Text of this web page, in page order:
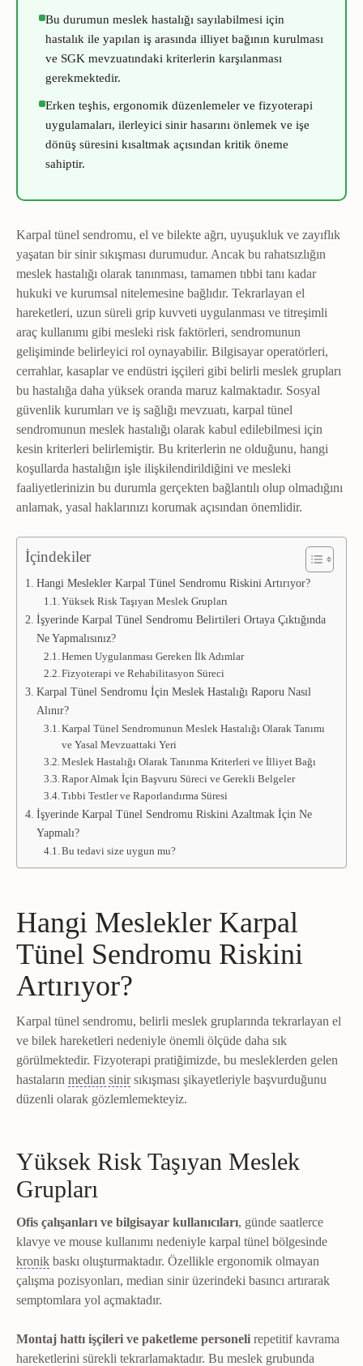
Bu durumun meslek hastalığı sayılabilmesi için
hastalık ile yapılan iş arasında illiyet bağının kurulması
ve SGK mevzuatındaki kriterlerin karşılanması
gerekmektedir.
Erken teşhis, ergonomik düzenlemeler ve fizyoterapi
uygulamaları, ilerleyici sinir hasarını önlemek ve işe
dönüş süresini kısaltmak açısından kritik öneme
sahiptir.
Karpal tünel sendromu, el ve bilekte ağrı, uyuşukluk ve zayıflık
yaşatan bir sinir sıkışması durumudur. Ancak bu rahatsızlığın
meslek hastalığı olarak tanınması, tamamen tıbbi tanı kadar
hukuki ve kurumsal nitelemesine bağlıdır. Tekrarlayan el
hareketleri, uzun süreli grip kuvveti uygulanması ve titreşimli
araç kullanımı gibi mesleki risk faktörleri, sendromunun
gelişiminde belirleyici rol oynayabilir. Bilgisayar operatörleri,
cerrahlar, kasaplar ve endüstri işçileri gibi belirli meslek grupları
bu hastalığa daha yüksek oranda maruz kalmaktadır. Sosyal
güvenlik kurumları ve iş sağlığı mevzuatı, karpal tünel
sendromunun meslek hastalığı olarak kabul edilebilmesi için
kesin kriterleri belirlemiştir. Bu kriterlerin ne olduğunu, hangi
koşullarda hastalığın işle ilişkilendirildiğini ve mesleki
faaliyetlerinizin bu durumla gerçekten bağlantılı olup olmadığını
anlamak, yasal haklarınızı korumak açısından önemlidir.
İçindekiler
Hangi Meslekler Karpal Tünel Sendromu Riskini Artırıyor?
Yüksek Risk Taşıyan Meslek Grupları
İşyerinde Karpal Tünel Sendromu Belirtileri Ortaya Çıktığında
Ne Yapmalısınız?
Hemen Uygulanması Gereken İlk Adımlar
Fizyoterapi ve Rehabilitasyon Süreci
Karpal Tünel Sendromu İçin Meslek Hastalığı Raporu Nasıl
Alınır?
Karpal Tünel Sendromunun Meslek Hastalığı Olarak Tanımı
ve Yasal Mevzuattaki Yeri
Meslek Hastalığı Olarak Tanınma Kriterleri ve İlliyet Bağı
Rapor Almak İçin Başvuru Süreci ve Gerekli Belgeler
Tıbbi Testler ve Raporlandırma Süresi
İşyerinde Karpal Tünel Sendromu Riskini Azaltmak İçin Ne
Yapmalı?
Bu tedavi size uygun mu?
Hangi Meslekler Karpal
Tünel Sendromu Riskini
Artırıyor?
Karpal tünel sendromu, belirli meslek gruplarında tekrarlayan el
ve bilek hareketleri nedeniyle önemli ölçüde daha sık
görülmektedir. Fizyoterapi pratiğimizde, bu mesleklerden gelen
hastaların median sinirMedian sinirÖn kolun ortasından geçip elin
sıkışması şikayetleriyle başvurduğunu
düzenli olarak gözlemlemekteyiz.
Yüksek Risk Taşıyan Meslek
Grupları
Ofis çalışanları ve bilgisayar kullanıcıları, günde saatlerce
klavye ve mouse kullanımı nedeniyle karpal tünel bölgesinde
kronikKronik ağrıDoku iyileşme süresini aşan, genellikle 3 aydan
baskı oluşturmaktadır. Özellikle ergonomik olmayan
çalışma pozisyonları, median sinir üzerindeki basıncı artırarak
semptomlara yol açmaktadır.
Montaj hattı işçileri ve paketleme personeli repetitif kavrama
hareketlerini sürekli tekrarlamaktadır. Bu meslek grubunda